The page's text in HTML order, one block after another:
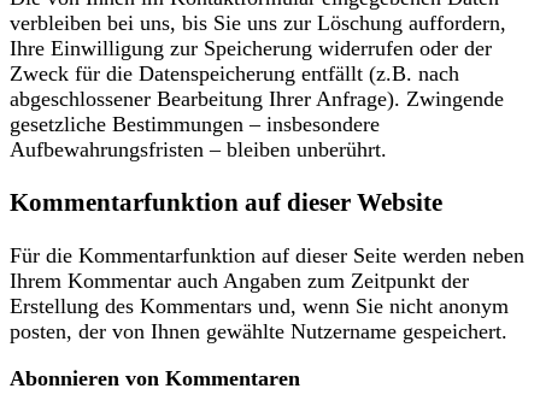
verbleiben bei uns, bis Sie uns zur Löschung auffordern,
Ihre Einwilligung zur Speicherung widerrufen oder der
Zweck für die Datenspeicherung entfällt (z.B. nach
abgeschlossener Bearbeitung Ihrer Anfrage). Zwingende
gesetzliche Bestimmungen – insbesondere
Aufbewahrungsfristen – bleiben unberührt.
Kommentarfunktion auf dieser Website
Für die Kommentarfunktion auf dieser Seite werden neben
Ihrem Kommentar auch Angaben zum Zeitpunkt der
Erstellung des Kommentars und, wenn Sie nicht anonym
posten, der von Ihnen gewählte Nutzername gespeichert.
Abonnieren von Kommentaren